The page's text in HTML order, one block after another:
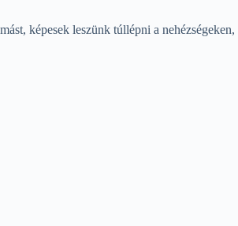
képesek leszünk túllépni a